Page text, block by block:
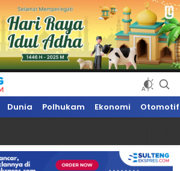
Hari Ini, Update Terkini, Suaranya Rakyat
Dunia Polhukam Ekonomi Otomotif